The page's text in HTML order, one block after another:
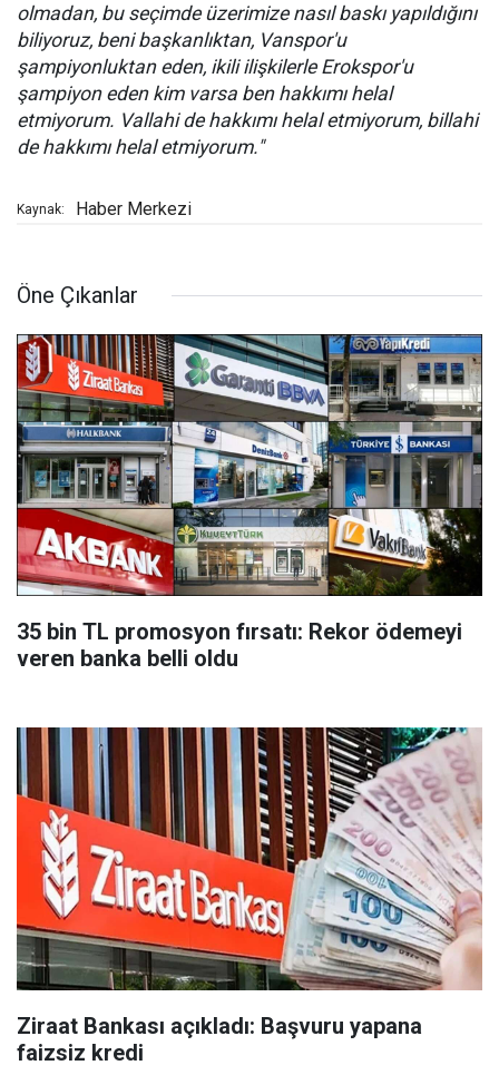
olmadan, bu seçimde üzerimize nasıl baskı yapıldığını
biliyoruz, beni başkanlıktan, Vanspor'u
şampiyonluktan eden, ikili ilişkilerle Erokspor'u
şampiyon eden kim varsa ben hakkımı helal
etmiyorum. Vallahi de hakkımı helal etmiyorum, billahi
de hakkımı helal etmiyorum."
Kaynak: Haber Merkezi
Öne Çıkanlar
35 bin TL promosyon fırsatı: Rekor ödemeyi
veren banka belli oldu
Ziraat Bankası açıkladı: Başvuru yapana
faizsiz kredi